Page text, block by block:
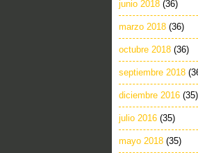
junio 2018 (36)
marzo 2018 (36)
octubre 2018 (36)
septiembre 2018
diciembre 2016 (35)
julio 2016 (35)
mayo 2018 (35)